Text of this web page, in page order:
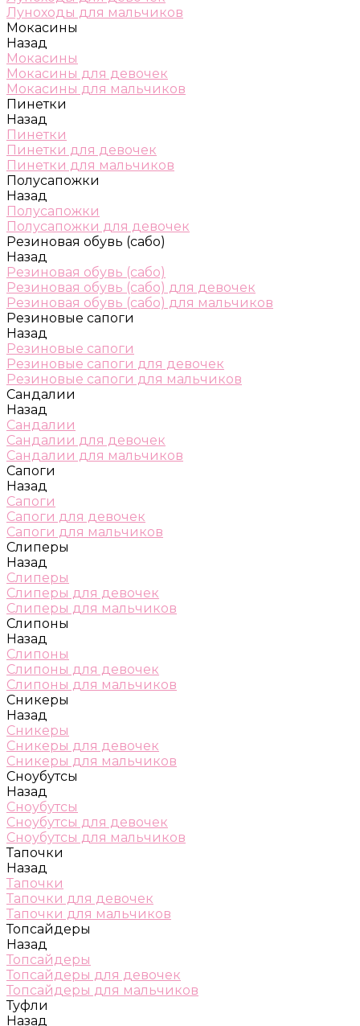
Луноходы для мальчиков
Мокасины
Назад
Мокасины
Мокасины для девочек
Мокасины для мальчиков
Пинетки
Назад
Пинетки
Пинетки для девочек
Пинетки для мальчиков
Полусапожки
Назад
Полусапожки
Полусапожки для девочек
Резиновая обувь (сабо)
Назад
Резиновая обувь (сабо)
Резиновая обувь (сабо) для девочек
Резиновая обувь (сабо) для мальчиков
Резиновые сапоги
Назад
Резиновые сапоги
Резиновые сапоги для девочек
Резиновые сапоги для мальчиков
Сандалии
Назад
Сандалии
Сандалии для девочек
Сандалии для мальчиков
Сапоги
Назад
Сапоги
Сапоги для девочек
Сапоги для мальчиков
Слиперы
Назад
Слиперы
Слиперы для девочек
Слиперы для мальчиков
Слипоны
Назад
Слипоны
Слипоны для девочек
Слипоны для мальчиков
Сникеры
Назад
Сникеры
Сникеры для девочек
Сникеры для мальчиков
Сноубутсы
Назад
Сноубутсы
Сноубутсы для девочек
Сноубутсы для мальчиков
Тапочки
Назад
Тапочки
Тапочки для девочек
Тапочки для мальчиков
Топсайдеры
Назад
Топсайдеры
Топсайдеры для девочек
Топсайдеры для мальчиков
Туфли
Назад